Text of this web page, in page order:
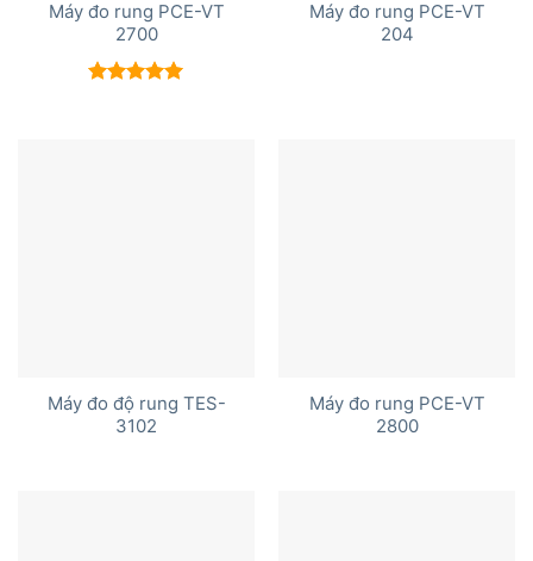
Máy đo rung PCE-VT
2700
Máy đo rung PCE-VT
204
Máy đo độ rung TES-
3102
Máy đo rung PCE-VT
2800